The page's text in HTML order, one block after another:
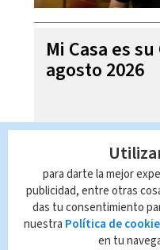
Mi Casa es
agosto 2026
para darte la mejor
publicidad, entre otras
das tu consentimiento
nuestra Política de
en tu